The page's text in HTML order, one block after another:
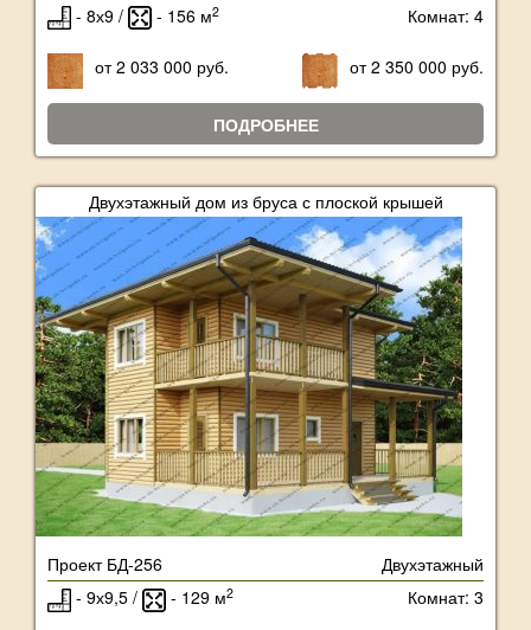
- 8х9 /
- 156 м2 Комнат: 4
от 2 033 000 руб. от 2 350 000 руб.
ПОДРОБНЕЕ
Двухэтажный дом из бруса с плоской крышей
Проект БД-256
Двухэтажный
- 9х9,5 /
- 129 м2 Комнат: 3